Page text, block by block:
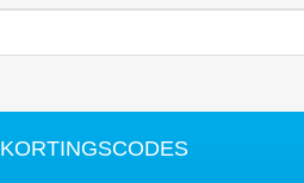
KORTINGSCODES